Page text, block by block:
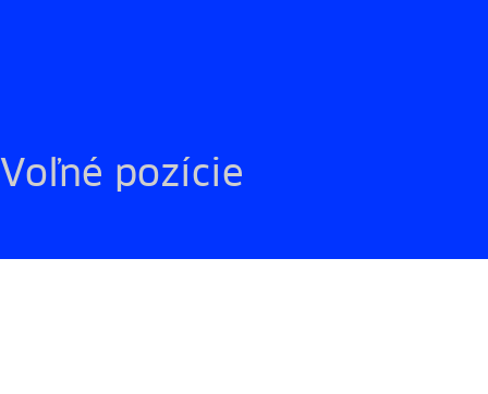
Voľné pozície